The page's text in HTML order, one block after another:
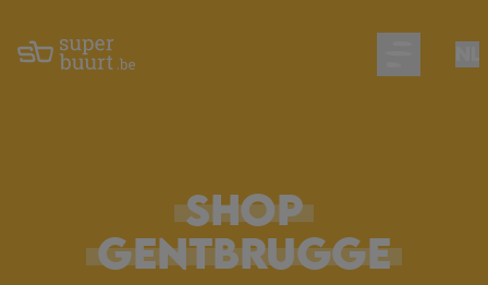
Open main
SHOP
GENTBRUGGE